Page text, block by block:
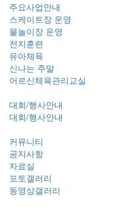
주요사업안내
스케이트장 운영
물놀이장 운영
전지훈련
유아체육
신나는 주말
어르신체육관리교실
대회/행사안내
대회/행사안내
커뮤니티
공지사항
자료실
포토갤러리
동영상갤러리